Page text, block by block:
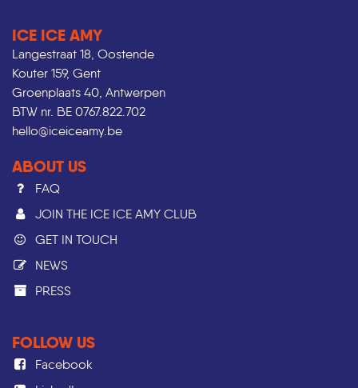
ICE ICE AMY
Langestraat 18, Oostende
Kouter 159, Gent
Groenplaats 40, Antwerpen
BTW nr. BE 0767.822.702
hello@iceiceamy.be
ABOUT US
FAQ
JOIN THE ICE ICE AMY CLUB
GET IN TOUCH
NEWS
PRESS​
FOLLOW US
Facebook